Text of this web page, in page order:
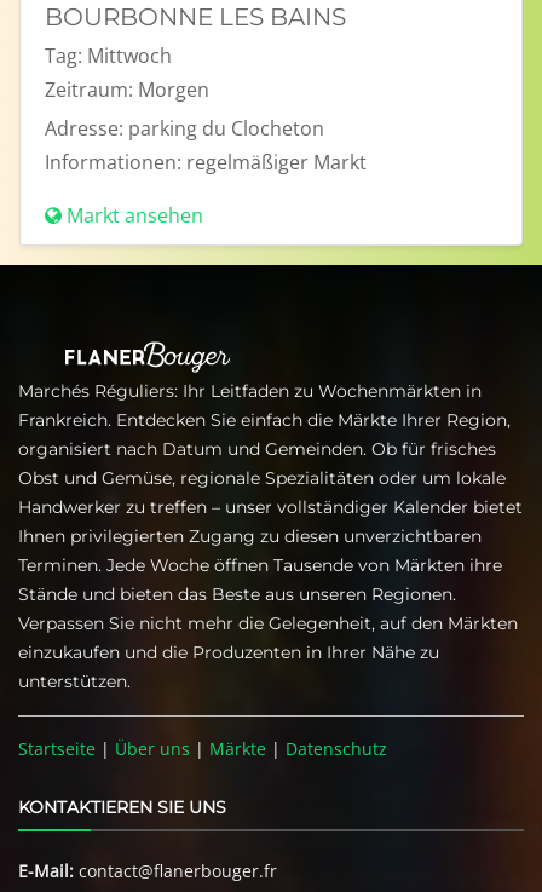
BOURBONNE LES BAINS
Tag: Mittwoch
Zeitraum: Morgen
Adresse: parking du Clocheton
Informationen: regelmäßiger Markt
Markt ansehen
Marchés Réguliers: Ihr Leitfaden zu Wochenmärkten in
Frankreich. Entdecken Sie einfach die Märkte Ihrer Region,
organisiert nach Datum und Gemeinden. Ob für frisches
Obst und Gemüse, regionale Spezialitäten oder um lokale
Handwerker zu treffen – unser vollständiger Kalender bietet
Ihnen privilegierten Zugang zu diesen unverzichtbaren
Terminen. Jede Woche öffnen Tausende von Märkten ihre
Stände und bieten das Beste aus unseren Regionen.
Verpassen Sie nicht mehr die Gelegenheit, auf den Märkten
einzukaufen und die Produzenten in Ihrer Nähe zu
unterstützen.
Startseite | Über uns | Märkte | Datenschutz
KONTAKTIEREN SIE UNS
E-Mail: contact@flanerbouger.fr